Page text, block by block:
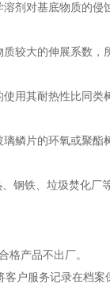
剂对基底物质的
较大的伸展系数
用其耐热性比同
鳞片的环氧或聚酯
铁、垃圾焚化厂
产品不出厂。
户服务记录在档案